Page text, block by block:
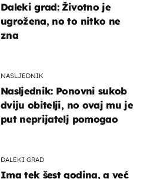
Daleki grad: Životno je
ugrožena, no to nitko ne
zna
NASLJEDNIK
Nasljednik: Ponovni sukob
dviju obitelji, no ovaj mu je
put neprijatelj pomogao
DALEKI GRAD
Ima tek šest godina, a već